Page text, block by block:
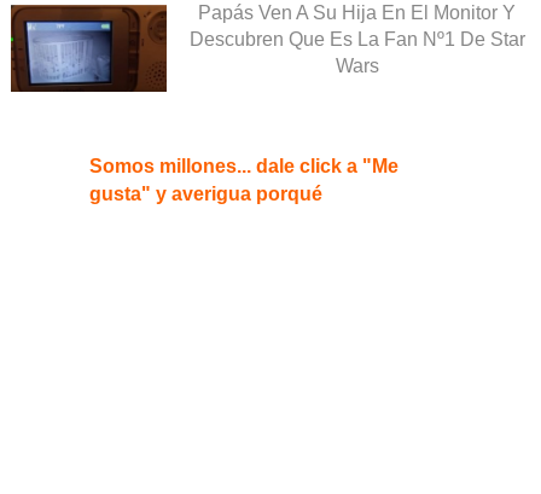
Papás Ven A Su Hija En El Monitor Y
Descubren Que Es La Fan Nº1 De Star
Wars
Somos millones... dale click a "Me
gusta" y averigua porqué